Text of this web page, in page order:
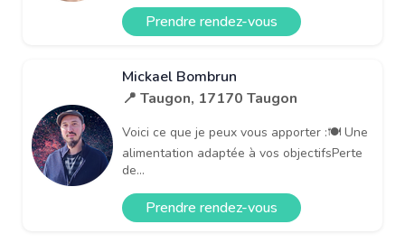
Prendre rendez-vous
Mickael Bombrun
📍 Taugon, 17170 Taugon
Voici ce que je peux vous apporter :🍽 Une
alimentation adaptée à vos objectifsPerte
de...
Prendre rendez-vous